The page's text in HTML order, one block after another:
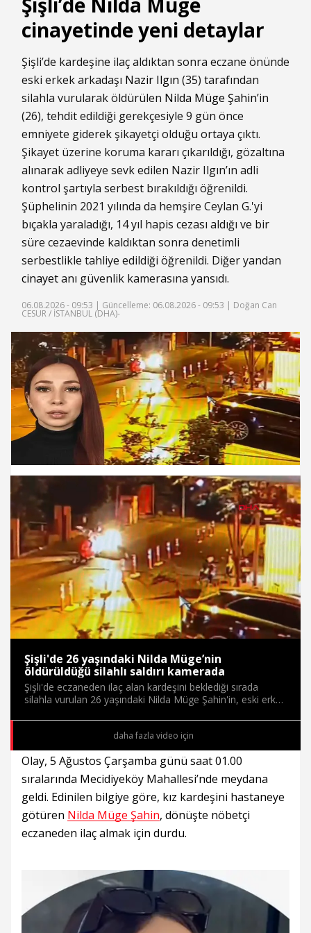
cinayetinde yeni detaylar
Şişli’de kardeşine ilaç aldıktan sonra eczane önünde
eski erkek arkadaşı Nazir Ilgın (35) tarafından
silahla vurularak öldürülen Nilda Müge Şahin’in
(26), tehdit edildiği gerekçesiyle 9 gün önce
emniyete giderek şikayetçi olduğu ortaya çıktı.
Şikayet üzerine koruma kararı çıkarıldığı, gözaltına
alınarak adliyeye sevk edilen Nazir Ilgın’ın adli
kontrol şartıyla serbest bırakıldığı öğrenildi.
Şüphelinin 2021 yılında da hemşire Ceylan G.'yi
bıçakla yaraladığı, 14 yıl hapis cezası aldığı ve bir
süre cezaevinde kaldıktan sonra denetimli
serbestlikle tahliye edildiği öğrenildi. Diğer yandan
cinayetanı güvenlik kamerasına yansıdı.
06.08.2026 - 09:53 | Güncelleme: 06.08.2026 - 09:53 | Doğan Can
CESUR / İSTANBUL (DHA)-
Süre
/
Toplam
Süre Yüklendi
0%
Yükleniyor
0%
Şişli'de 26 yaşındaki Nilda Müge’nin
öldürüldüğü silahlı saldırı kamerada
Şişli'de eczaneden ilaç alan kardeşini beklediği sırada
silahla vurulan 26 yaşındaki Nilda Müge Şahin'in, eski erkek
güvenlik kamerası görüntüleri ortaya çıktı.
daha fazla video için
Olay, 5 Ağustos Çarşamba günü saat 01.00
sıralarında Mecidiyeköy Mahallesi’nde meydana
geldi. Edinilen bilgiye göre, kız kardeşini hastaneye
götüren Nilda Müge Şahin, dönüşte nöbetçi
eczaneden ilaç almak için durdu.